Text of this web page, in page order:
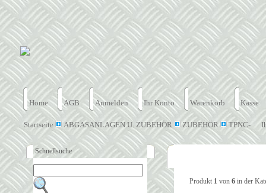
Home AGB Anmelden Ihr Konto Warenkorb Kasse
Startseite ABGASANLAGEN U. ZUBEHÖR ZUBEHÖR TPNC-
Schnellsuche
Produkt 1 von 6 in der